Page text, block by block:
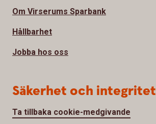
Om Virserums Sparbank
Hållbarhet
Jobba hos oss
Säkerhet och integritet
Ta tillbaka cookie-medgivande